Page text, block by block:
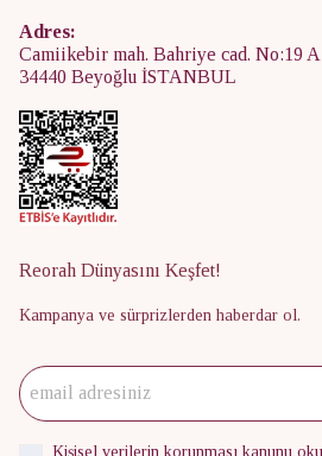
Adres:
Camiikebir mah. Bahriye cad. No:19 A
34440 Beyoğlu İSTANBUL
Reorah Dünyasını Keşfet!
Kampanya ve sürprizlerden haberdar ol.
Kişisel verilerin korunması kanunu